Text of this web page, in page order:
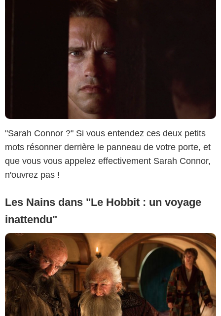
"Sarah Connor ?" Si vous entendez ces deux petits
mots résonner derrière le panneau de votre porte, et
que vous vous appelez effectivement Sarah Connor,
n'ouvrez pas !
Les Nains dans "Le Hobbit : un voyage
inattendu"